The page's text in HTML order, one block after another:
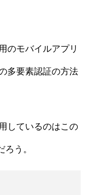
のモバイルアプリ
多要素認証の方法
しているのはこの
う。